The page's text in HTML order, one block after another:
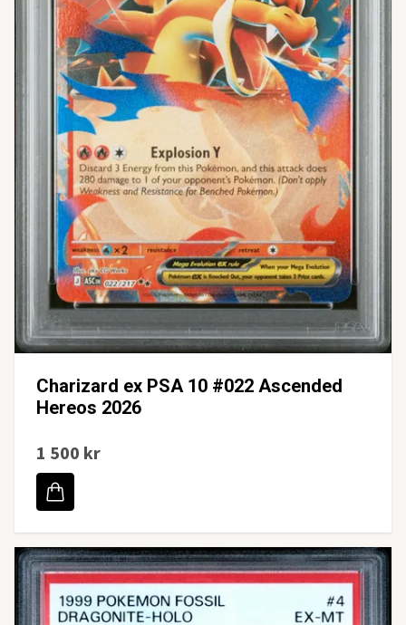
Charizard ex PSA 10 #022 Ascended
Hereos 2026
1 500 kr